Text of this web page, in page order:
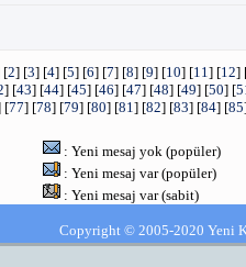
[2] [3] [4] [5] [6] [7] [8] [9] [10] [11] [12]
] [43] [44] [45] [46] [47] [48] [49] [50] [
[77] [78] [79] [80] [81] [82] [83] [84] [85
: Yeni mesaj yok (popüler)
: Yeni mesaj var (popüler)
: Yeni mesaj var (sabit)
Copyright © 2005-2020 Yeni